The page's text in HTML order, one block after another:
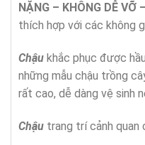
NẶNG – KHÔNG D Ễ VỠ
thích hợp với các không
Chậu khắc phục được
những mẫu chậu trồng
rất cao, dễ dàng vệ sinh
Chậu trang trí cảnh quan